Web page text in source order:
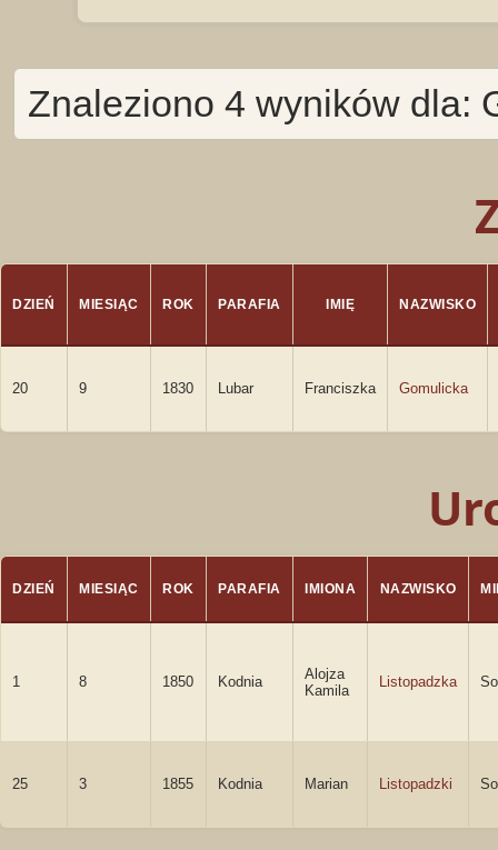
Znaleziono 4 wyników dla:
DZIEŃ MIESIĄC ROK PARAFIA IMIĘ NAZWISKO
20 9 1830 Lubar Franciszka Gomulicka
DZIEŃ MIESIĄC ROK PARAFIA IMIONA NAZWISKO
1 8 1850 Kodnia
Alojza
Kamila
Listopadzka
25 3 1855 Kodnia Marian Listopadzki